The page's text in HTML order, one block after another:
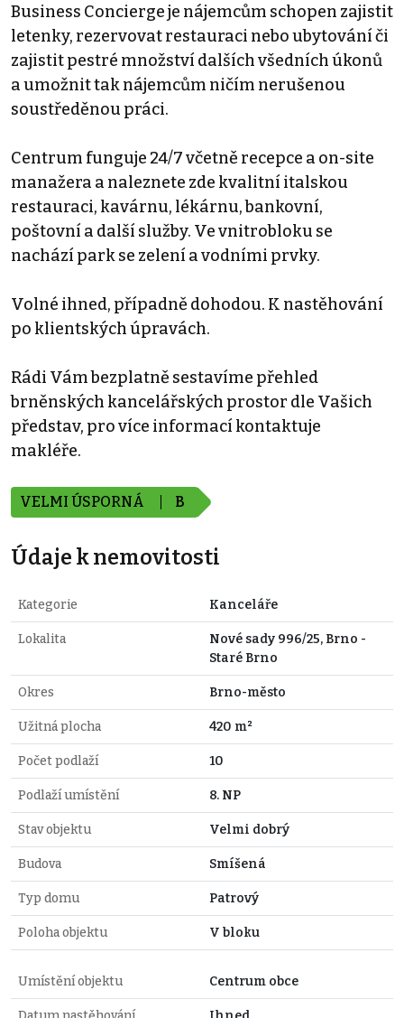
Business Concierge je nájemcům schopen zajistit
letenky, rezervovat restauraci nebo ubytování či
zajistit pestré množství dalších všedních úkonů
a umožnit tak nájemcům ničím nerušenou
soustředěnou práci.
Centrum funguje 24/7 včetně recepce a on-site
manažera a naleznete zde kvalitní italskou
restauraci, kavárnu, lékárnu, bankovní,
poštovní a další služby. Ve vnitrobloku se
nachází park se zelení a vodními prvky.
Volné ihned, případně dohodou. K nastěhování
po klientských úpravách.
Rádi Vám bezplatně sestavíme přehled
brněnských kancelářských prostor dle Vašich
představ, pro více informací kontaktuje
makléře.
VELMI ÚSPORNÁ B
Údaje k nemovitosti
Kategorie Kanceláře
Lokalita
Nové sady 996/25, Brno -
Staré Brno
Okres Brno-město
Užitná plocha 420 m²
Počet podlaží 10
Podlaží umístění 8. NP
Stav objektu Velmi dobrý
Budova Smíšená
Typ domu Patrový
Poloha objektu V bloku
Umístění objektu Centrum obce